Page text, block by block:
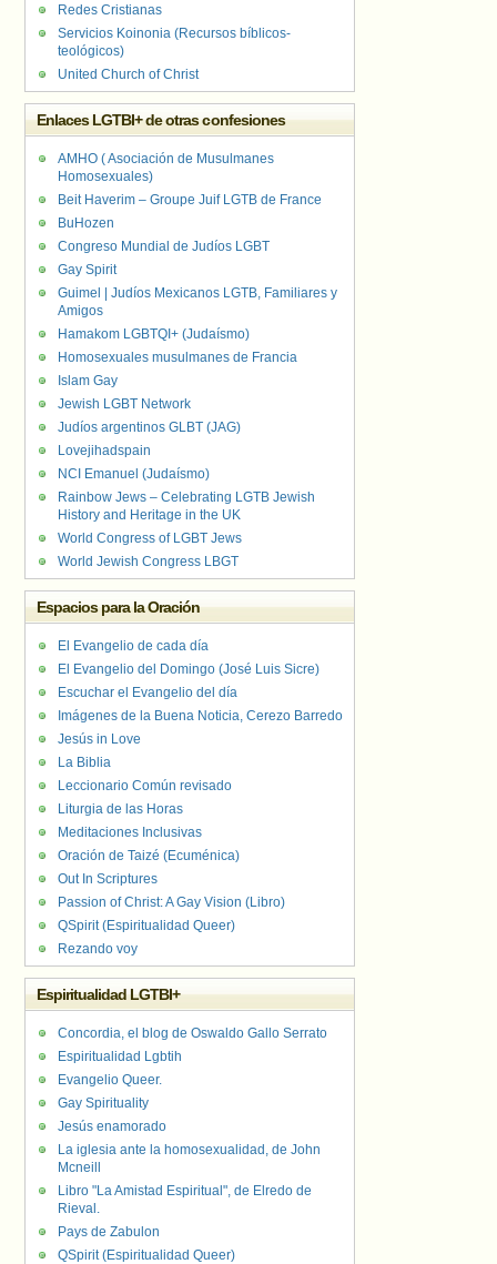
Redes Cristianas
Servicios Koinonia (Recursos bíblicos-
teológicos)
United Church of Christ
Enlaces LGTBI+ de otras confesiones
AMHO ( Asociación de Musulmanes
Homosexuales)
Beit Haverim – Groupe Juif LGTB de France
BuHozen
Congreso Mundial de Judíos LGBT
Gay Spirit
Guimel | Judíos Mexicanos LGTB, Familiares y
Amigos
Hamakom LGBTQI+ (Judaísmo)
Homosexuales musulmanes de Francia
Islam Gay
Jewish LGBT Network
Judíos argentinos GLBT (JAG)
Lovejihadspain
NCI Emanuel (Judaísmo)
Rainbow Jews – Celebrating LGTB Jewish
History and Heritage in the UK
World Congress of LGBT Jews
World Jewish Congress LBGT
Espacios para la Oración
El Evangelio de cada día
El Evangelio del Domingo (José Luis Sicre)
Escuchar el Evangelio del día
Imágenes de la Buena Noticia, Cerezo Barredo
Jesús in Love
La Biblia
Leccionario Común revisado
Liturgia de las Horas
Meditaciones Inclusivas
Oración de Taizé (Ecuménica)
Out In Scriptures
Passion of Christ: A Gay Vision (Libro)
QSpirit (Espiritualidad Queer)
Rezando voy
Espiritualidad LGTBI+
Concordia, el blog de Oswaldo Gallo Serrato
Espiritualidad Lgbtih
Evangelio Queer.
Gay Spirituality
Jesús enamorado
La iglesia ante la homosexualidad, de John
Mcneill
Libro "La Amistad Espiritual", de Elredo de
Rieval.
Pays de Zabulon
QSpirit (Espiritualidad Queer)